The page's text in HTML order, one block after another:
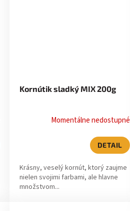
Kornútik sladký MIX 200g
Momentálne nedostupné
DETAIL
Krásny, veselý kornút, ktorý zaujme
nielen svojimi farbami, ale hlavne
množstvom...